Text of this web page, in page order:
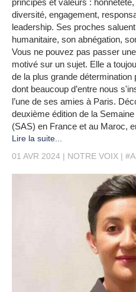
diversité, engagement,
leadership. Ses proches
humanitaire, son abnégation,
Vous ne pouvez pas passer
motivé sur un sujet. Elle a
de la plus grande détermination
dont beaucoup d’entre nous
l’une de ses amies à Paris.
deuxième édition de la Semaine
(SAS) en France et au Maroc,
Lire la suite...
01 AVR 2024
NOTRE VOIX